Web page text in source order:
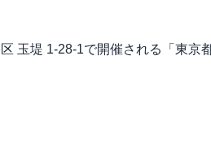
玉堤 1-28-1で開催される「東京